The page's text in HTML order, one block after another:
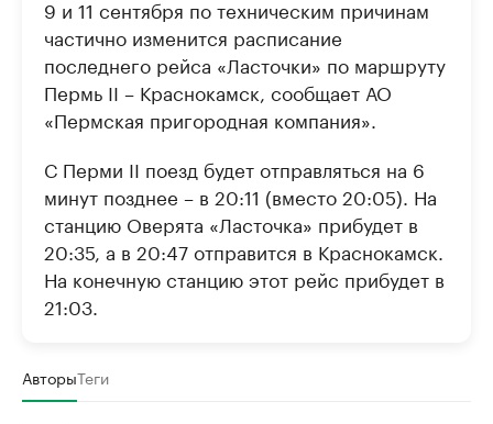
9 и 11 сентября по техническим причинам
частично изменится расписание
последнего рейса «Ласточки» по маршруту
Пермь II – Краснокамск, сообщает АО
«Пермская пригородная компания».
С Перми II поезд будет отправляться на 6
минут позднее – в 20:11 (вместо 20:05). На
станцию Оверята «Ласточка» прибудет в
20:35, а в 20:47 отправится в Краснокамск.
На конечную станцию этот рейс прибудет в
21:03.
АвторыТеги